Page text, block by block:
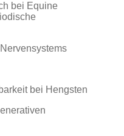
bei Equine
bei Hengsten